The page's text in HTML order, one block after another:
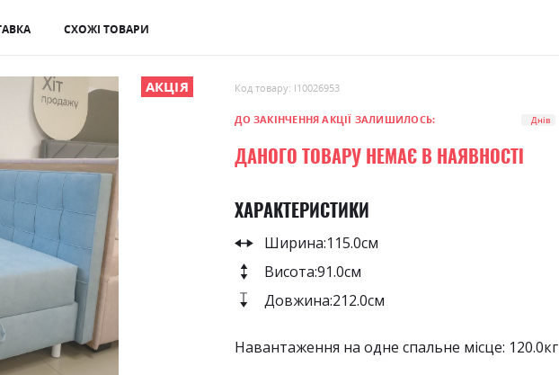
СХОЖІ ТОВАРИ
АКЦІЯ Код товару: l10026953
ДО ЗАКІНЧЕННЯ АКЦІЇ ЗАЛИШИЛОСЬ: Днів
ДАНОГО ТОВАРУ НЕМАЄ В НАЯВНОСТІ
ХАРАКТЕРИСТИКИ
Ширина:115.0см
Висота:91.0см
Довжина:212.0см
Навантаження на одне спальне місце: 120.0кг